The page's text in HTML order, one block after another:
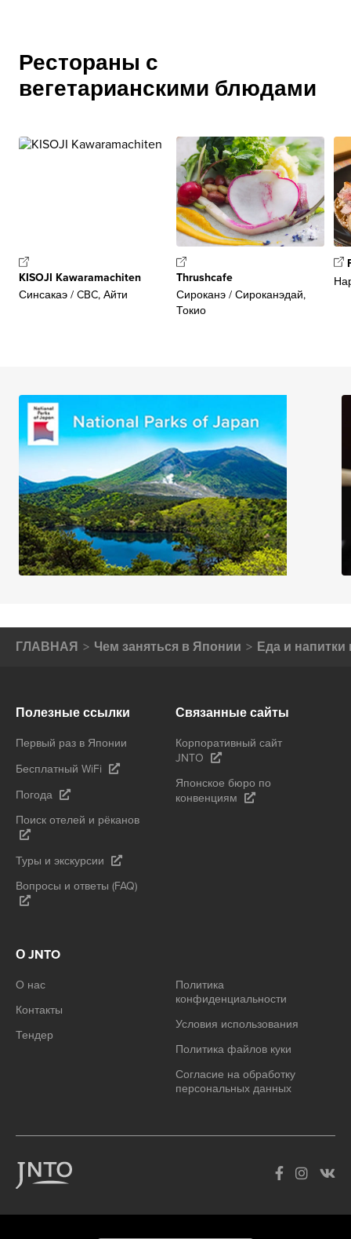
Рестораны с
вегетарианскими блюдами
KISOJI Kawaramachiten
Синсакаэ / CBC, Айти
Thrushcafe
Сироканэ / Сироканэдай,
Токио
ГЛАВНАЯ Чем заняться в Японии Еда и
Полезные ссылки
Первый раз в Японии
Бесплатный WiFi
Погода
Поиск отелей и рёканов
Туры и экскурсии
Вопросы и ответы (FAQ)
Связанные сайты
Корпоративный сайт
JNTO
Японское бюро по
конвенциям
О JNTO
О нас
Контакты
Тендер
Политика
конфиденциальности
Условия использования
Политика файлов куки
Согласие на обработку
персональных данных